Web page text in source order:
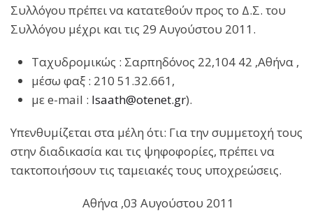
Συλλόγου πρέπει να κατατεθούν προς το Δ.Σ. του
Συλλόγου μέχρι και τις 29 Αυγούστου 2011.
Ταχυδρομικώς : Σαρπηδόνος 22,104 42 ,Αθήνα ,
μέσω φαξ : 210 51.32.661,
με e-mail : lsaath@otenet.gr).
Υπενθυμίζεται στα μέλη ότι: Για την συμμετοχή τους
στην διαδικασία και τις ψηφοφορίες, πρέπει να
τακτοποιήσουν τις ταμειακές τους υποχρεώσεις.
Αθήνα ,03 Αυγούστου 2011